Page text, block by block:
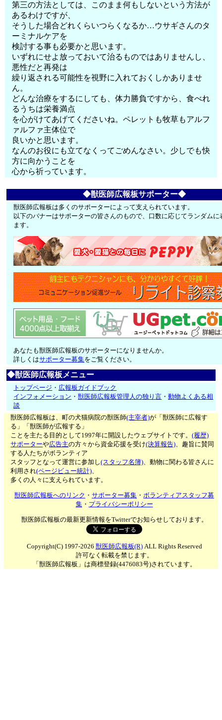
第三の方法としては、このまま何もしないという方法が
あるわけですが、
そうした場合どれくらいつらくなるか…ウサギさんのタ
ーミナルケアを
検討する事も必要かと思います。
いずれにせよ放っておいて治るものではありませんし、
悪性だと再発は
繰り返される可能性を視野に入れておくしかありませ
ん。
どんな治療をするにしても、体力勝負ですから、食べれ
るうちは栄養満点
を心がけてあげてくださいね。ペレットも牧草もアルフ
ァルファ主体位で
良いかと思います。
なんのお役にも立てなくってごめんなさい。少しでも快
方に向かうことを
心から祈っています。
◆獣医師広報板サポーター◆
獣医師広報板は多くのサポーターによって支えられています。
以下のバナーはサポーターの皆さんのもので、口数に応じてランダムに
ます。
あなたも獣医師広報板のサポーターになりませんか。
詳しくはサポーター募集をご覧ください。
◆獣医師広報板メニュー
トップページ ・ 広報板ガイドブック
インフォメーション ・獣医師広報板管理人の独り言 ・動物よくある相
談
獣医師広報板は、町の犬猫病院の獣医師(主宰者)が「獣医師に広報す
る」「獣医師が広報する」
ことを主たる目的として1997年に開設したウェブサイトです。(履歴)
サポーターや広告主の方々から資金応援を受け(決算報告)、趣旨に賛同
する人たちがボランティア
スタッフとなって運営に参加し(スタッフ名簿)、動物に関わる皆さんに
利用され(ページビュー統計)、
多くの人々に支えられています。
獣医師広報板へのリンク ・サポーター募集 ・ボランティアスタッフ募
集・ プライバシーポリシー
獣医師広報板の最新更新情報をTwitterでお知らせしております。
Copyright(C) 1997-2026 獣医師広報板(R)ALL Rights Reserved
許可なく転載を禁じます。
「獣医師広報板」は商標登録(4476083号)されています。